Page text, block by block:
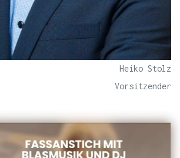
Heiko Stolz
Vorsitzender